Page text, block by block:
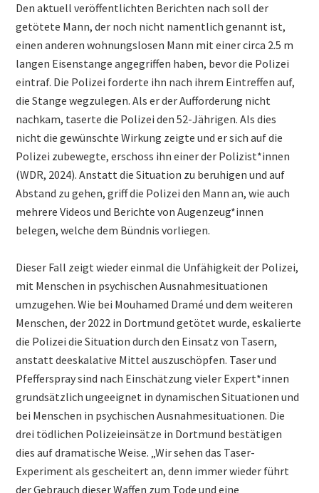
Den aktuell veröffentlichten Berichten nach soll der
getötete Mann, der noch nicht namentlich genannt ist,
einen anderen wohnungslosen Mann mit einer circa 2.5 m
langen Eisenstange angegriffen haben, bevor die Polizei
eintraf. Die Polizei forderte ihn nach ihrem Eintreffen auf,
die Stange wegzulegen. Als er der Aufforderung nicht
nachkam, taserte die Polizei den 52-Jährigen. Als dies
nicht die gewünschte Wirkung zeigte und er sich auf die
Polizei zubewegte, erschoss ihn einer der Polizist*innen
(WDR, 2024). Anstatt die Situation zu beruhigen und auf
Abstand zu gehen, griff die Polizei den Mann an, wie auch
mehrere Videos und Berichte von Augenzeug*innen
belegen, welche dem Bündnis vorliegen.
Dieser Fall zeigt wieder einmal die Unfähigkeit der Polizei,
mit Menschen in psychischen Ausnahmesituationen
umzugehen. Wie bei Mouhamed Dramé und dem weiteren
Menschen, der 2022 in Dortmund getötet wurde, eskalierte
die Polizei die Situation durch den Einsatz von Tasern,
anstatt deeskalative Mittel auszuschöpfen. Taser und
Pfefferspray sind nach Einschätzung vieler Expert*innen
grundsätzlich ungeeignet in dynamischen Situationen und
bei Menschen in psychischen Ausnahmesituationen. Die
drei tödlichen Polizeieinsätze in Dortmund bestätigen
dies auf dramatische Weise. „Wir sehen das Taser-
Experiment als gescheitert an, denn immer wieder führt
der Gebrauch dieser Waffen zum Tode und eine